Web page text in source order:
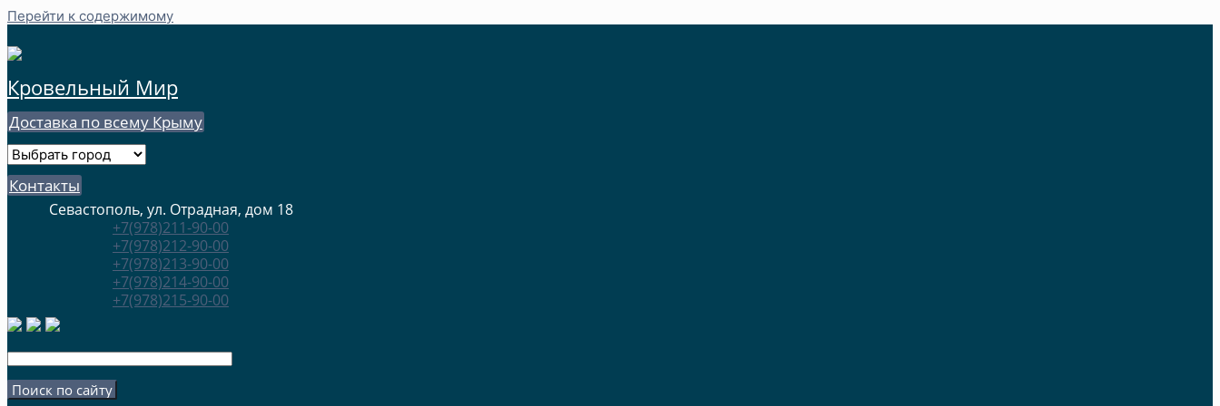
Перейти к содержимому
Кровельный Мир
Доставка по всему Крыму
Контакты
Севастополь, ул. Отрадная, дом 18
+7(978)211-90-00
+7(978)212-90-00
+7(978)213-90-00
+7(978)214-90-00
+7(978)215-90-00